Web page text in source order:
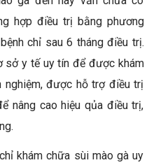
hợp điều trị bằng phương
chỉ sau 6 tháng điều trị.
sở y tế uy tín để được khám
nghiệm, được hỗ trợ điều trị
nâng cao hiệu qủa điều trị,
khám chữa sùi mào gà uy